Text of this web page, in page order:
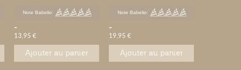
Note Babelio:
-
13,95 €
Ajouter au panier
Note Babelio:
-
19,95 €
Ajouter au panier